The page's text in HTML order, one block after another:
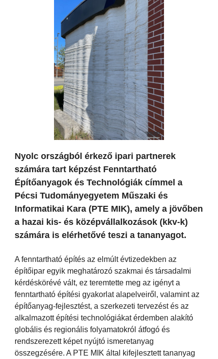
Nyolc országból érkező ipari partnerek
számára tart képzést Fenntartható
Építőanyagok és Technológiák címmel a
Pécsi Tudományegyetem Műszaki és
Informatikai Kara (PTE MIK), amely a jövőben
a hazai kis- és középvállalkozások (kkv-k)
számára is elérhetővé teszi a tananyagot.
A fenntartható építés az elmúlt évtizedekben az
építőipar egyik meghatározó szakmai és társadalmi
kérdéskörévé vált, ez teremtette meg az igényt a
fenntartható építési gyakorlat alapelveiről, valamint az
építőanyag-fejlesztést, a szerkezeti tervezést és az
alkalmazott építési technológiákat érdemben alakító
globális és regionális folyamatokról átfogó és
rendszerezett képet nyújtó ismeretanyag
összegzésére. A PTE MIK által kifejlesztett tananyag